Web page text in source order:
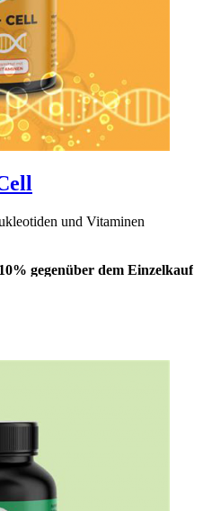
und Vitaminen
gegenüber dem Einzelkauf
hier: